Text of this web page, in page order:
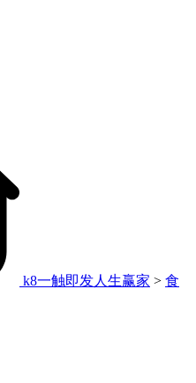
k8一触即发人生赢家 > 食